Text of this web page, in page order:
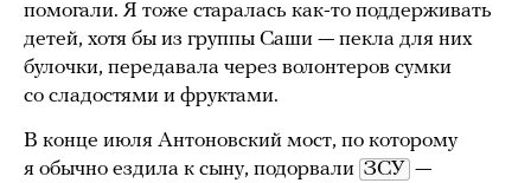
помогали. Я тоже старалась как-то поддерживать
детей, хотя бы из группы Саши — пекла для них
булочки, передавала через волонтеров сумки
со сладостями и фруктами.
В конце июля Антоновский мост, по которому
я обычно ездила к сыну, подорвали ЗСУ —